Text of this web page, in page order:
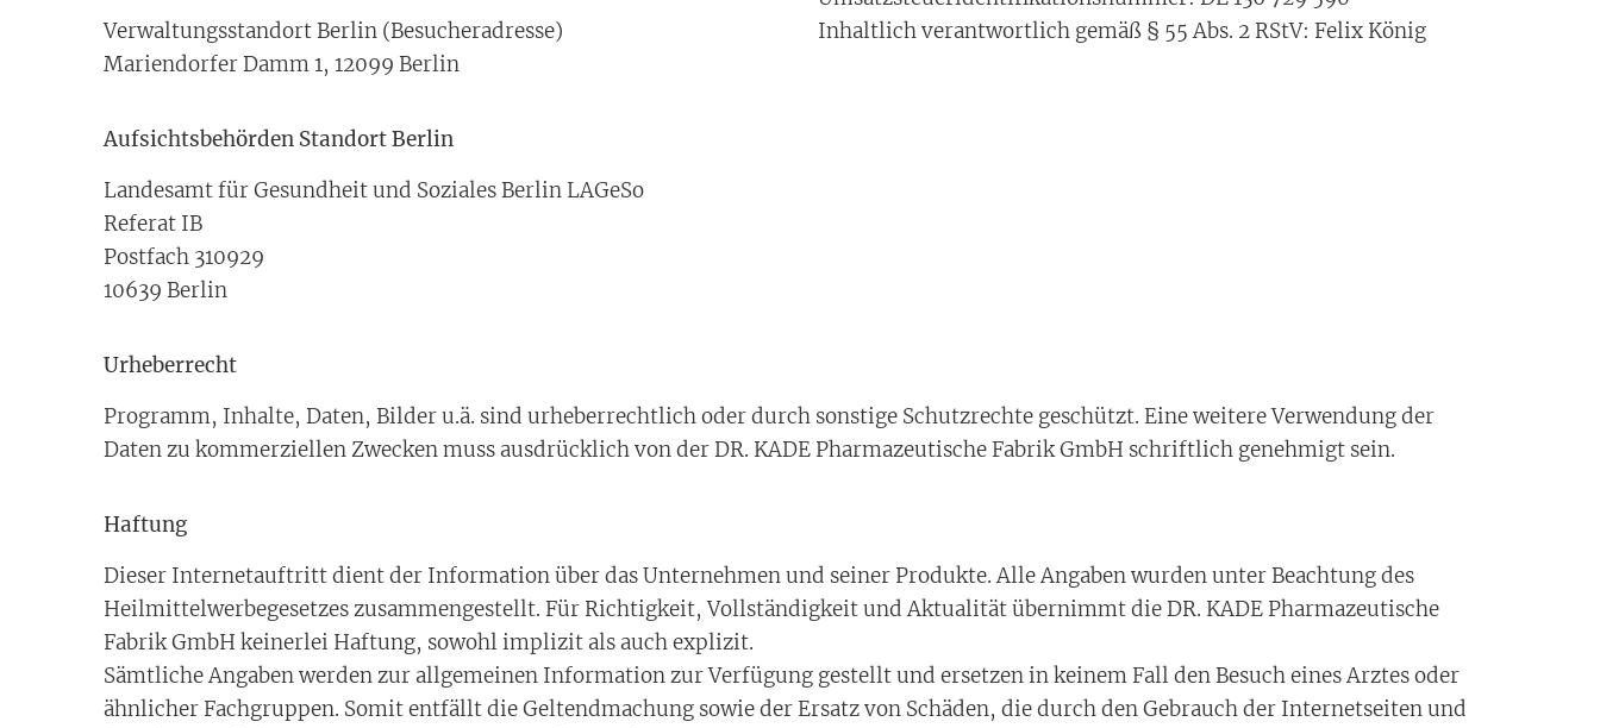
Verwaltungsstandort Berlin (Besucheradresse)
Mariendorfer Damm 1, 12099 Berlin
Inhaltlich verantwortlich gemäß § 55 Abs. 2 RStV: Felix König
Aufsichtsbehörden Standort Berlin
Landesamt für Gesundheit und Soziales Berlin LAGeSo
Referat IB
Postfach 310929
10639 Berlin
Urheberrecht
Programm, Inhalte, Daten, Bilder u.ä. sind urheberrechtlich oder durch sonstige Schutzrechte geschützt. Eine weitere Verwendung der
Daten zu kommerziellen Zwecken muss ausdrücklich von der DR. KADE Pharmazeutische Fabrik GmbH schriftlich genehmigt sein.
Haftung
Dieser Internetauftritt dient der Information über das Unternehmen und seiner Produkte. Alle Angaben wurden unter Beachtung des
Heilmittelwerbegesetzes zusammengestellt. Für Richtigkeit, Vollständigkeit und Aktualität übernimmt die DR. KADE Pharmazeutische
Fabrik GmbH keinerlei Haftung, sowohl implizit als auch explizit.
Sämtliche Angaben werden zur allgemeinen Information zur Verfügung gestellt und ersetzen in keinem Fall den Besuch eines Arztes oder
ähnlicher Fachgruppen. Somit entfällt die Geltendmachung sowie der Ersatz von Schäden, die durch den Gebrauch der Internetseiten und